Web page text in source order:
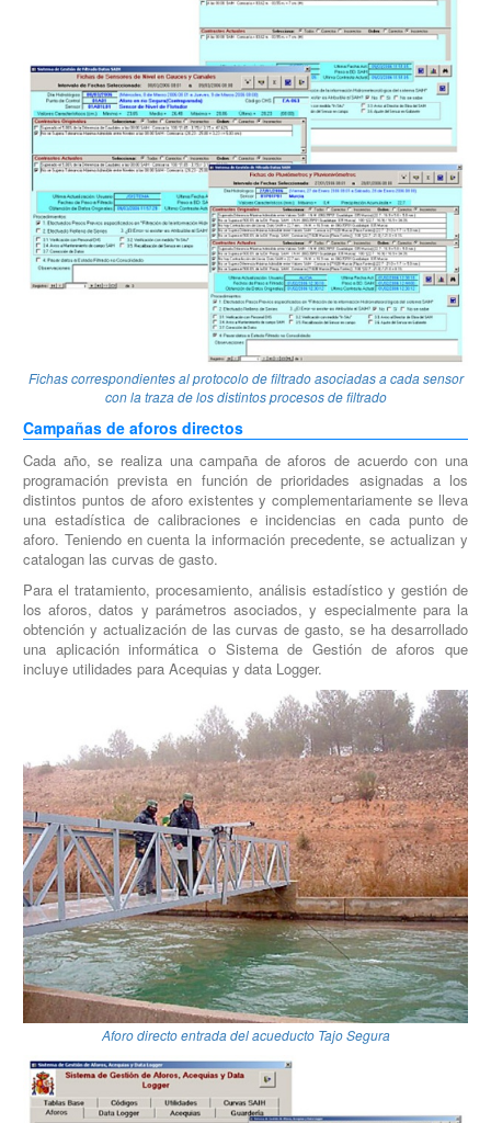
Fichas correspondientes al protocolo de filtrado asociadas a cada sensor
con la traza de los distintos procesos de filtrado
Campañas de aforos directos
Cada año, se realiza una campaña de aforos de acuerdo con una
programación prevista en función de prioridades asignadas a los
distintos puntos de aforo existentes y complementariamente se lleva
una estadística de calibraciones e incidencias en cada punto de
aforo. Teniendo en cuenta la información precedente, se actualizan y
catalogan las curvas de gasto.
Para el tratamiento, procesamiento, análisis estadístico y gestión de
los aforos, datos y parámetros asociados, y especialmente para la
obtención y actualización de las curvas de gasto, se ha desarrollado
una aplicación informática o Sistema de Gestión de aforos que
incluye utilidades para Acequias y data Logger.
Aforo directo entrada del acueducto Tajo Segura